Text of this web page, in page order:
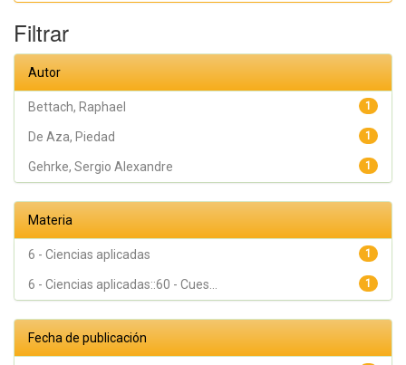
Vicentis;
Alexandre
Filtrar
Autor
1
Bettach, Raphael
1
De Aza, Piedad
1
Gehrke, Sergio Alexandre
Materia
1
6 - Ciencias aplicadas
1
6 - Ciencias aplicadas::60 - Cues...
Fecha de publicación